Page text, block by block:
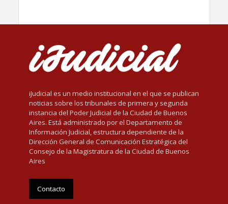
iJudicial es un medio institucional en el que se publican
noticias sobre los tribunales de primera y segunda
instancia del Poder Judicial de la Ciudad de Buenos
Aires. Está administrado por el Departamento de
Información Judicial, estructura dependiente de la
Dirección General de Comunicación Estratégica del
Consejo de la Magistratura de la Ciudad de Buenos
Aires
Contacto